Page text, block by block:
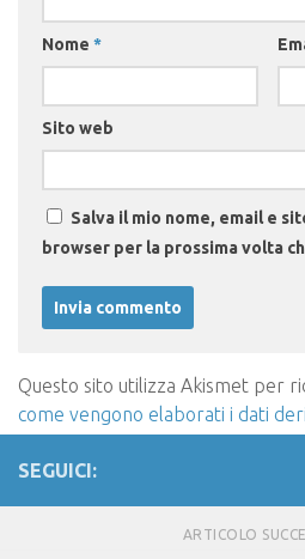
Nome *
Sito web
Salva il mio nome, email e
browser per la prossima volta
Questo sito utilizza Akismet per
come vengono elaborati i dati
SEGUICI:
ARTICOLO